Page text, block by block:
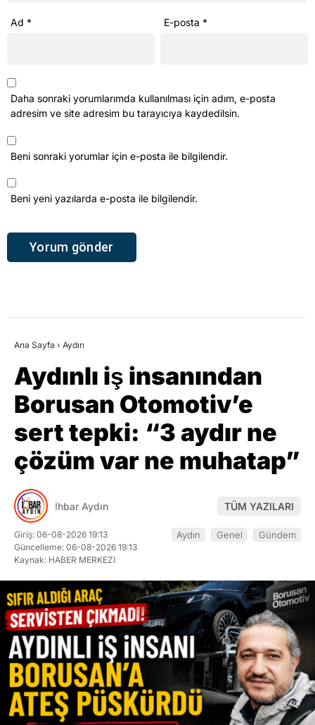
Ad * E-posta *
Daha sonraki yorumlarımda kullanılması için adım, e-posta
adresim ve site adresim bu tarayıcıya kaydedilsin.
Beni sonraki yorumlar için e-posta ile bilgilendir.
Beni yeni yazılarda e-posta ile bilgilendir.
Ana Sayfa › Aydın
Aydınlı iş insanından
Borusan Otomotiv’e
sert tepki: “3 aydır ne
çözüm var ne muhatap”
İhbar Aydın TÜM YAZILARI
Giriş: 06-08-2026 19:13
Güncelleme: 06-08-2026 19:13
Kaynak: HABER MERKEZI
Aydın Genel Gündem